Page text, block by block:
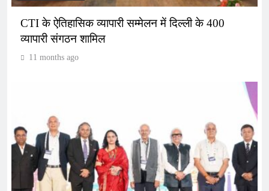
CTI के ऐतिहासिक व्यापारी सम्मेलन में दिल्ली के 400
व्यापारी संगठन शामिल
11 months ago